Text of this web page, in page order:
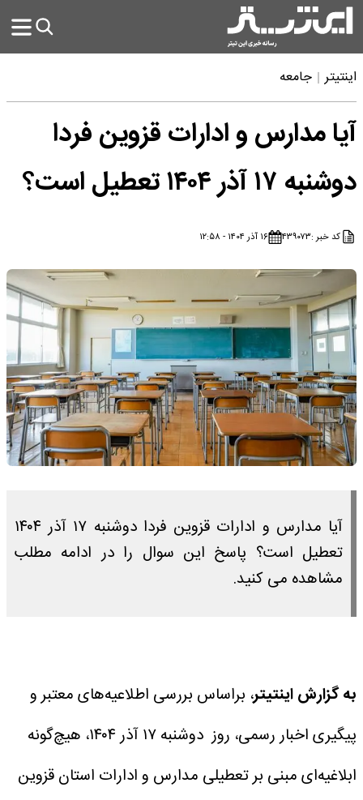
اینتیتر جامعه
آیا مدارس و ادارات قزوین فردا
دوشنبه ۱۷ آذر ۱۴۰۴ تعطیل است؟
کد خبر :۴۳۹۰۷۳ ۱۶ آذر ۱۴۰۴ - ۱۲:۵۸
آیا مدارس و ادارات قزوین فردا دوشنبه ۱۷ آذر ۱۴۰۴
تعطیل است؟ پاسخ این سوال را در ادامه مطلب
مشاهده می کنید.
به گزارش اینتیتر، براساس بررسی اطلاعیه‌های معتبر و
پیگیری اخبار رسمی، روز دوشنبه ۱۷ آذر ۱۴۰۴، هیچ‌گونه
ابلاغیه‌ای مبنی بر تعطیلی مدارس و ادارات استان قزوین